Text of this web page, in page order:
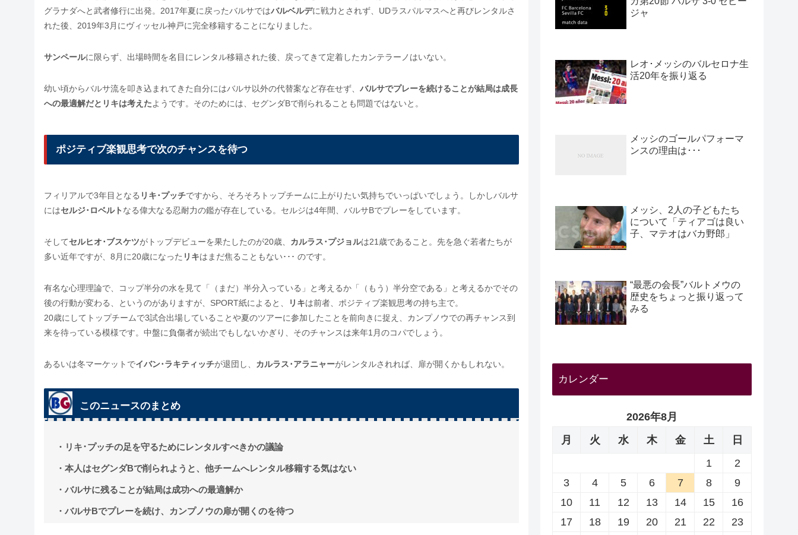
グラナダへと武者修行に出発。2017年夏に戻ったバルサではバルベルデに戦力とされず、UDラスパルマスへと再びレンタルさ
れた後、2019年3月にヴィッセル神戸に完全移籍することになりました。
サンペールに限らず、出場時間を名目にレンタル移籍された後、戻ってきて定着したカンテラーノはいない。
幼い頃からバルサ流を叩き込まれてきた自分にはバルサ以外の代替案など存在せず、 バルサでプレーを続けることが結局は成長
への最適解だとリキは考えたようです。そのためには、セグンダBで削られることも問題ではないと。
ポジティブ楽観思考で次のチャンスを待つ
フィリアルで3年目となる リキ･プッチですから、そろそろトップチームに上がりたい気持ちでいっぱいでしょう。しかしバルサ
にはセルジ･ロベルト なる偉大なる忍耐力の鑑が存在している。セルジは4年間、バルサBでプレーをしています。
そしてセルヒオ･ブスケツがトップデビューを果たしたのが20歳、 カルラス･プジョルは21歳であること。先を急ぐ若者たちが
多い近年ですが、8月に20歳になった リキはまだ焦ることもない･･･ のです。
有名な心理理論で、コップ半分の水を見て「（まだ）半分入っている」と考えるか「（もう）半分空である」と考えるかでその
後の行動が変わる、というのがありますが、SPORT紙によると、
リキは前者、ポジティブ楽観思考の持ち主で。
20歳にしてトップチームで3試合出場していることや夏のツアーに参加したことを前向きに捉え、カンプノウでの再チャンス到
来を待っている模様です。中盤に負傷者が続出でもしないかぎり、そのチャンスは来年1月のコパでしょう。
あるいは冬マーケットでイバン･ラキティッチが退団し、 カルラス･アラニャーがレンタルされれば、扉が開くかもしれない。
このニュースのまとめ
・リキ･プッチの足を守るためにレンタルすべきかの議論
・本人はセグンダBで削られようと、他チームへレンタル移籍する気はない
・バルサに残ることが結局は成功への最適解か
・バルサBでプレーを続け、カンプノウの扉が開くのを待つ
ジャ
レオ･メッシのバルセロナ生
活20年を振り返る
メッシのゴールパフォーマ
ンスの理由は･･･
メッシ、2人の子どもたち
について「ティアゴは良い
子、マテオはバカ野郎」
“最悪の会長”バルトメウの
歴史をちょっと振り返って
みる
カレンダー
2026年8月
月
火 水 木 金 土
日
1
2
3
4 5 6 7 8
9
10
11 12 13 14 15
16
17
18 19 20 21 22
23